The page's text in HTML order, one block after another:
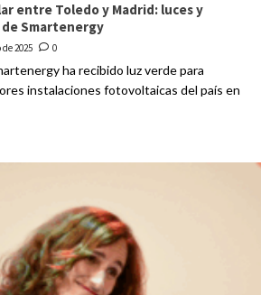
entre Toledo y Madrid: luces y
Smartenergy
2025 0
ha recibido luz verde para
instalaciones fotovoltaicas del país en